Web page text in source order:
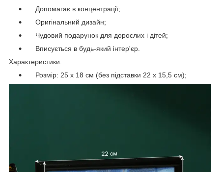
Допомагає в концентрації;
Оригінальний дизайн;
Чудовий подарунок для дорослих і дітей;
Вписується в будь-який інтер'єр.
Характеристики:
Розмір: 25 х 18 см (без підставки 22 х 15,5 см);